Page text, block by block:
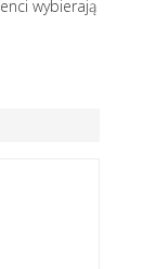
wybierają